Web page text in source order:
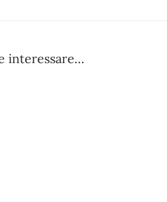
interessare…